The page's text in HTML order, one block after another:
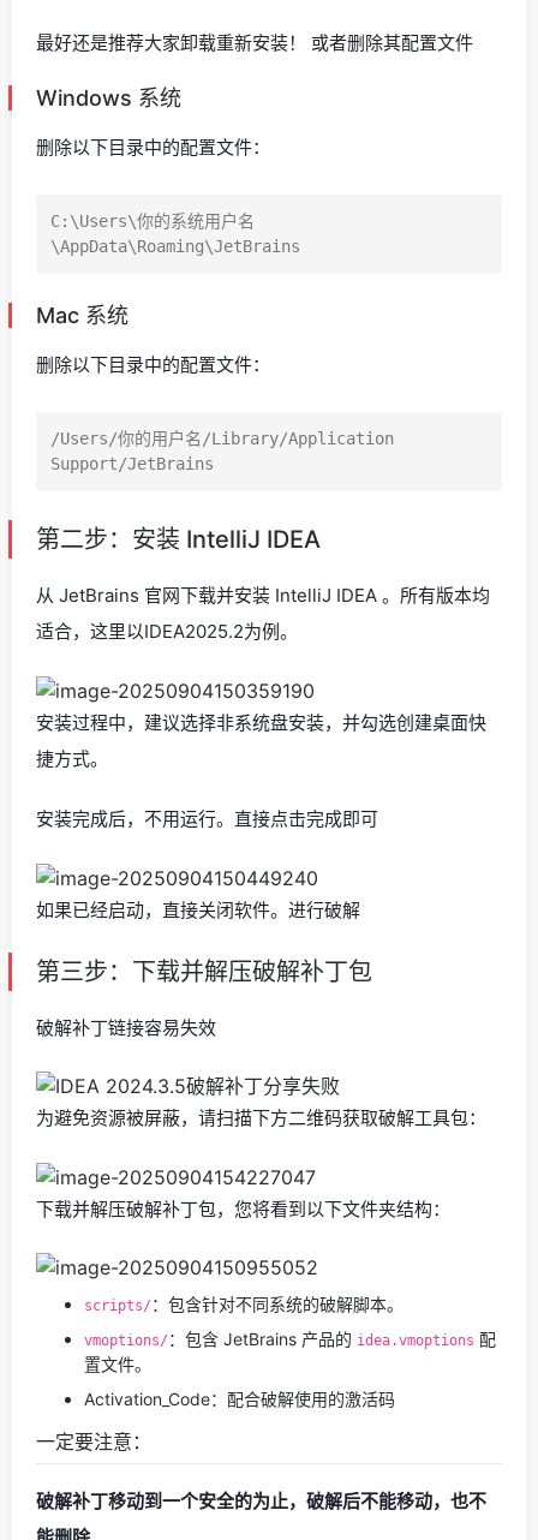
最好还是推荐大家卸载重新安装！ 或者删除其配置文件
Windows 系统
删除以下目录中的配置文件：
C:\Users\你的系统用户名
Mac 系统
删除以下目录中的配置文件：
/Users/你的用户名/Library/Application
第二步：安装 IntelliJ IDEA
从 JetBrains 官网下载并安装 IntelliJ IDEA 。所有版本均
适合，这里以IDEA2025.2为例。
安装过程中，建议选择非系统盘安装，并勾选创建桌面快
捷方式。
安装完成后，不用运行。直接点击完成即可
如果已经启动，直接关闭软件。进行破解
第三步：下载并解压破解补丁包
破解补丁链接容易失效
为避免资源被屏蔽，请扫描下方二维码获取破解工具包：
下载并解压破解补丁包，您将看到以下文件夹结构：
scripts/ ：包含针对不同系统的破解脚本。
vmoptions/ ：包含 JetBrains 产品的 idea.vmoptions 配
置文件。
Activation_Code：配合破解使用的激活码
一定要注意：
破解补丁移动到一个安全的为止，破解后不能移动，也不